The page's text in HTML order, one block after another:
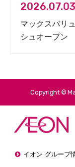
2026.07.03
マックスバリ
シュオープン
Copyright ©
イオン グループ